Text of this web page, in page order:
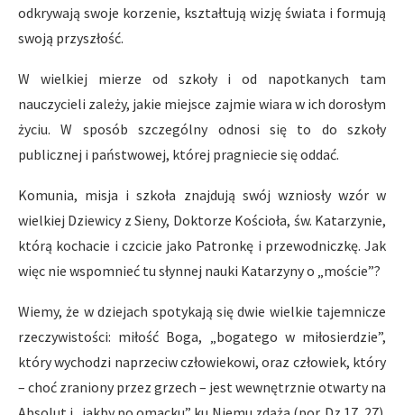
odkrywają swoje korzenie, kształtują wizję świata i formują
swoją przyszłość.
W wielkiej mierze od szkoły i od napotkanych tam
nauczycieli zależy, jakie miejsce zajmie wiara w ich dorosłym
życiu. W sposób szczególny odnosi się to do szkoły
publicznej i państwowej, której pragniecie się oddać.
Komunia, misja i szkoła znajdują swój wzniosły wzór w
wielkiej Dziewicy z Sieny, Doktorze Kościoła, św. Katarzynie,
którą kochacie i czcicie jako Patronkę i przewodniczkę. Jak
więc nie wspomnieć tu słynnej nauki Katarzyny o „moście”?
Wiemy, że w dziejach spotykają się dwie wielkie tajemnicze
rzeczywistości: miłość Boga, „bogatego w miłosierdzie”,
który wychodzi naprzeciw człowiekowi, oraz człowiek, który
– choć zraniony przez grzech – jest wewnętrznie otwarty na